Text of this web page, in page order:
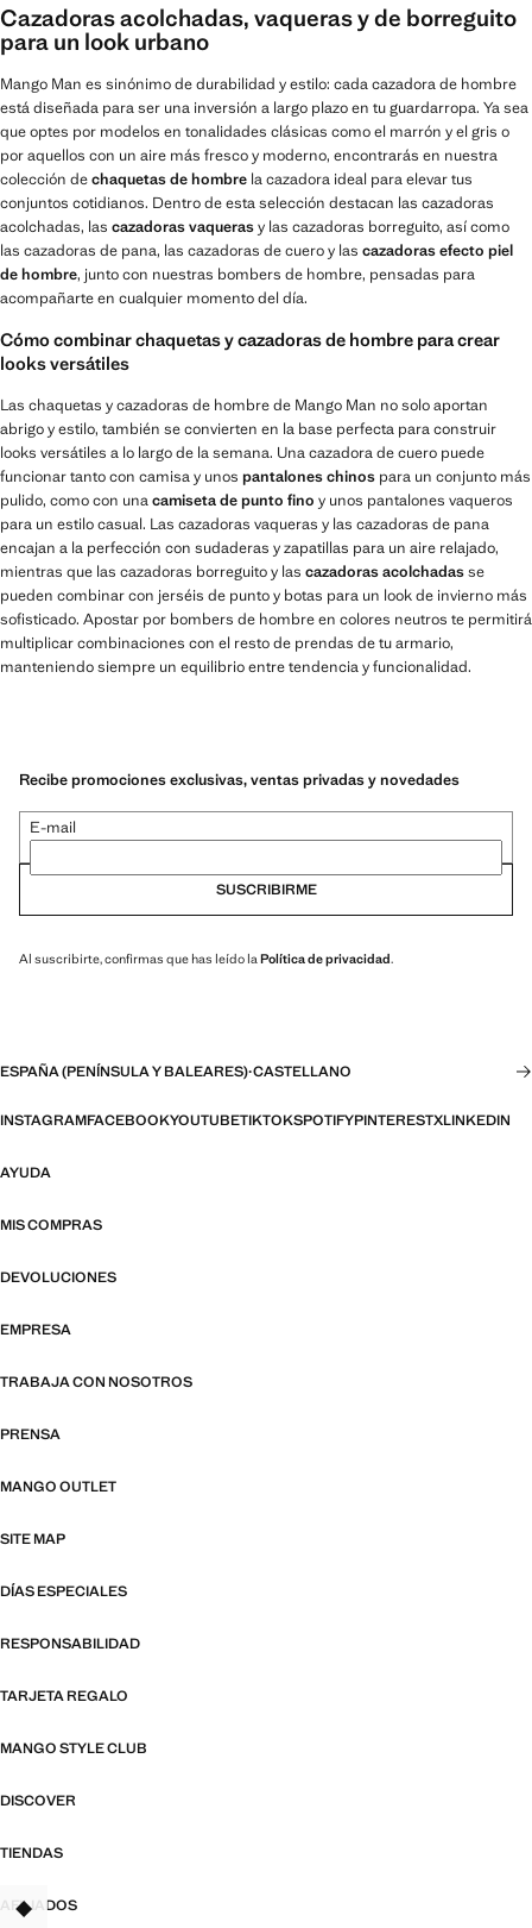
Cazadoras acolchadas, vaqueras y de borreguito
para un look urbano
Mango Man es sinónimo de durabilidad y estilo: cada cazadora de hombre
está diseñada para ser una inversión a largo plazo en tu guardarropa. Ya sea
que optes por modelos en tonalidades clásicas como el marrón y el gris o
por aquellos con un aire más fresco y moderno, encontrarás en nuestra
colección dechaquetas de hombre la cazadora ideal para elevar tus
conjuntos cotidianos. Dentro de esta selección destacan las cazadoras
acolchadas, las cazadoras vaquerasy las cazadoras borreguito, así como
las cazadoras de pana, las cazadoras de cuero y las cazadoras efecto piel
de hombre, junto con nuestras bombers de hombre, pensadas para
acompañarte en cualquier momento del día.
Cómo combinar chaquetas y cazadoras de hombre para crear
looks versátiles
Las chaquetas y cazadoras de hombre de Mango Man no solo aportan
abrigo y estilo, también se convierten en la base perfecta para construir
looks versátiles a lo largo de la semana. Una cazadora de cuero puede
funcionar tanto con camisa y unos pantalones chinos para un conjunto más
pulido, como con unacamiseta de punto fino y unos pantalones vaqueros
para un estilo casual. Las cazadoras vaqueras y las cazadoras de pana
encajan a la perfección con sudaderas y zapatillas para un aire relajado,
mientras que las cazadoras borreguito y las cazadoras acolchadasse
pueden combinar con jerséis de punto y botas para un look de invierno más
sofisticado. Apostar por bombers de hombre en colores neutros te permitirá
multiplicar combinaciones con el resto de prendas de tu armario,
manteniendo siempre un equilibrio entre tendencia y funcionalidad.
Recibe promociones exclusivas, ventas privadas y novedades
E-mail
SUSCRIBIRME
Al suscribirte, confirmas que has leído laPolítica de privacidad.
ESPAÑA (PENÍNSULA Y BALEARES)·CASTELLANO
INSTAGRAMFACEBOOKYOUTUBETIKTOKSPOTIFYPINTERESTXLINKEDIN
AYUDA
MIS COMPRAS
DEVOLUCIONES
EMPRESA
TRABAJA CON NOSOTROS
PRENSA
MANGO OUTLET
SITE MAP
DÍAS ESPECIALES
RESPONSABILIDAD
TARJETA REGALO
MANGO STYLE CLUB
DISCOVER
TIENDAS
AFILIADOS